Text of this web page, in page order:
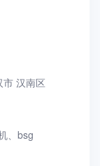
汉南区
、 bsg